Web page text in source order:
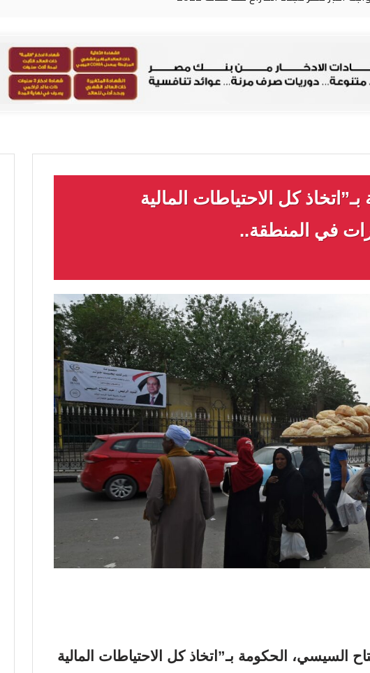
كل الاحتياطات المالية
في المنطقة..
السيسي، الحكومة بـ”اتخاذ كل الاحتياطات المالية